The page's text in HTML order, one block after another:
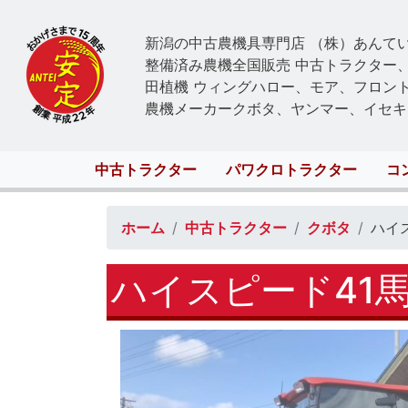
新潟の中古農機具専門店 （株）あんて
整備済み農機全国販売 中古トラクター
田植機 ウィングハロー、モア、フロン
農機メーカークボタ、ヤンマー、イセ
Main
navigation
中古トラクター パワクロトラクター コ
ホーム 中古トラクター クボタ ハイ
ハイスピード41